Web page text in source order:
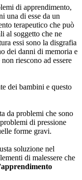
di apprendimento,
una di esse da un
terapeutico che può
al soggetto che ne
essi sono la disgrafia
dei danni di memoria e
riescono ad essere
dei bambini e questo
da problemi che sono
di pressione
forme gravi.
soluzione nel
di malessere che